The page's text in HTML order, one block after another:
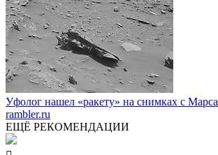
Уфолог нашел «ракету» на снимках с Марса
rambler.ru
ЕЩЁ РЕКОМЕНДАЦИИ